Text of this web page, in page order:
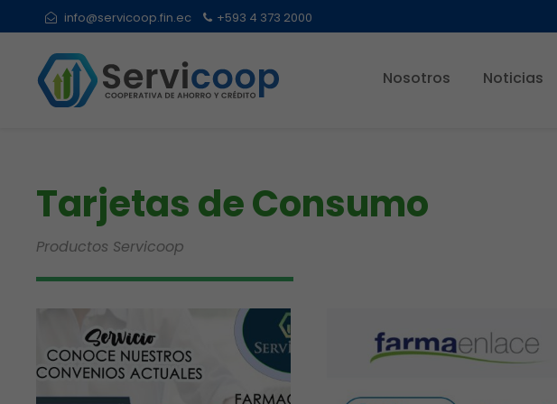
info@servicoop.fin.ec +593 4 373 2000
Nosotros Noticias
Tarjetas de Consumo
Productos Servicoop